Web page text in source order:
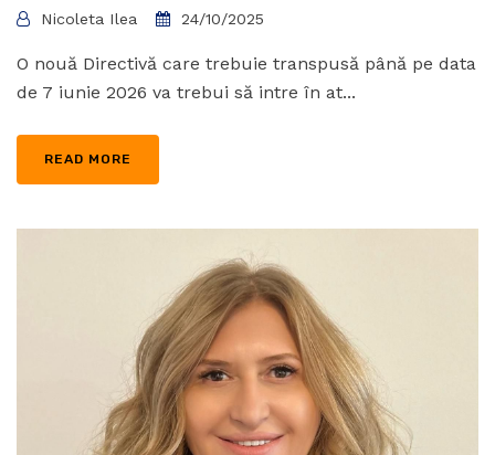
Nicoleta Ilea 24/10/2025
O nouă Directivă care trebuie transpusă până pe data
de 7 iunie 2026 va trebui să intre în at...
READ MORE